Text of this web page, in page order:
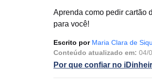
Aprenda como pedir cartão
para você!
Escrito por Maria Clara de
Conteúdo atualizado em: 04/
Por que confiar no